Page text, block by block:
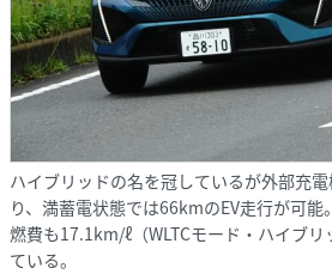
ハイブリッドの名を冠しているが外部充
り、満蓄電状態では66kmのEV走行が可
燃費も17.1km/ℓ（WLTCモード・ハイブ
ている。